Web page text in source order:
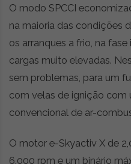
O modo SPCCI
na maioria das condições
os arranques a frio, na
cargas muito elevadas.
sem problemas, para um
com velas de ignição com
convencional de ar-
O motor e-Skyactiv X de
6.000 rpm e um binário